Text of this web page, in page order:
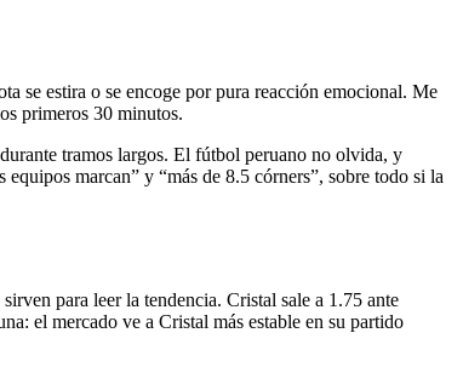
se estira o se encoge por pura reacción emocional. Me
primeros 30 minutos.
tramos largos. El fútbol peruano no olvida, y
marcan” y “más de 8.5 córners”, sobre todo si la
para leer la tendencia. Cristal sale a 1.75 ante
el mercado ve a Cristal más estable en su partido